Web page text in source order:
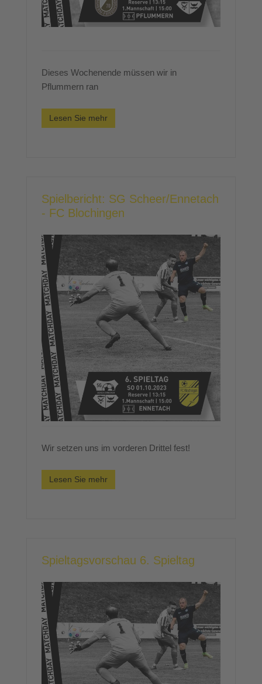
Dieses Wochenende müssen wir in
Pflummern ran
Lesen Sie mehr
Spielbericht: SG Scheer/Ennetach
- FC Blochingen
Wir setzen uns im vorderen Drittel fest!
Lesen Sie mehr
Spieltagsvorschau 6. Spieltag